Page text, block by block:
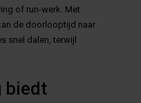
of run-werk. Met
de doorlooptijd naar
snel dalen, terwijl
biedt